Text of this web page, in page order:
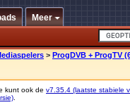
Meer
> ProgDVB + ProgTV
kunt ook de v7.35.4 (laatste stabiele